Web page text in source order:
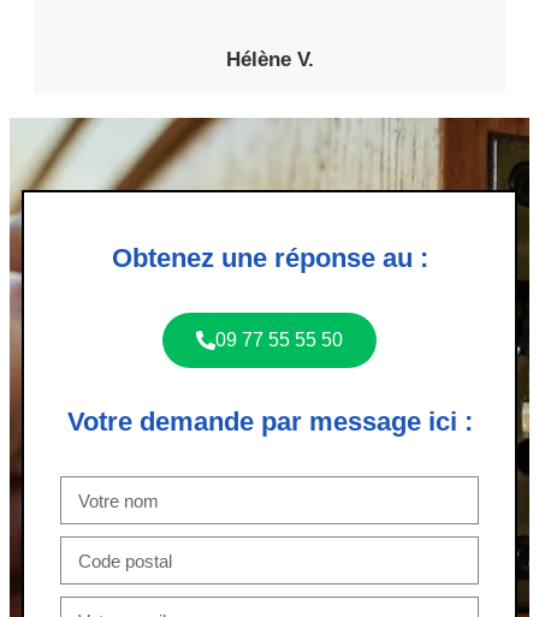
Hélène V.
Obtenez une réponse au :
09 77 55 55 50
Votre demande par message ici :